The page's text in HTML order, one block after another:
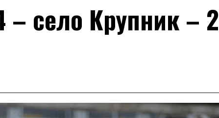
– село Крупник – 2